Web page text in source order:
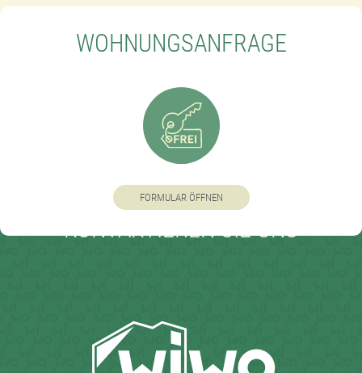
WOHNUNGSANFRAGE
FORMULAR ÖFFNEN
KONTAKTIEREN SIE UNS